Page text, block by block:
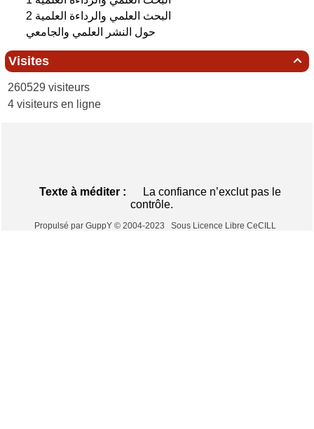

Visites
260529 visiteurs
4 visiteurs en ligne
Texte à méditer :
La confiance n’exclut pas le
contrôle.
Propulsé par GuppY © 2004-2023 Sous Licence Libre CeCILL